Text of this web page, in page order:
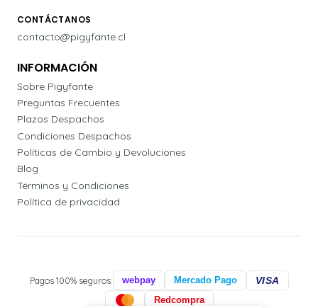
CONTÁCTANOS
contacto@pigyfante.cl
INFORMACIÓN
Sobre Pigyfante
Preguntas Frecuentes
Plazos Despachos
Condiciones Despachos
Políticas de Cambio y Devoluciones
Blog
Términos y Condiciones
Política de privacidad
Pagos 100% seguros: webpay Mercado Pago VISA
Redcompra